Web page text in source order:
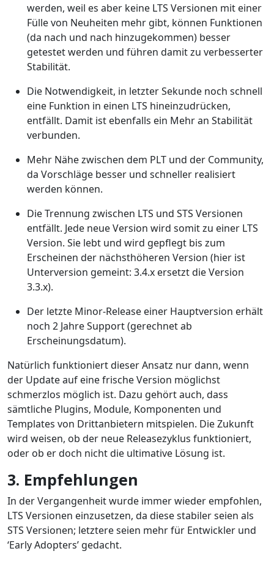
werden, weil es aber keine LTS Versionen mit einer
Fülle von Neuheiten mehr gibt, können Funktionen
(da nach und nach hinzugekommen) besser
getestet werden und führen damit zu verbesserter
Stabilität.
Die Notwendigkeit, in letzter Sekunde noch schnell
eine Funktion in einen LTS hineinzudrücken,
entfällt. Damit ist ebenfalls ein Mehr an Stabilität
verbunden.
Mehr Nähe zwischen dem PLT und der Community,
da Vorschläge besser und schneller realisiert
werden können.
Die Trennung zwischen LTS und STS Versionen
entfällt. Jede neue Version wird somit zu einer LTS
Version. Sie lebt und wird gepflegt bis zum
Erscheinen der nächsthöheren Version (hier ist
Unterversion gemeint: 3.4.x ersetzt die Version
3.3.x).
Der letzte Minor-Release einer Hauptversion erhält
noch 2 Jahre Support (gerechnet ab
Erscheinungsdatum).
Natürlich funktioniert dieser Ansatz nur dann, wenn
der Update auf eine frische Version möglichst
schmerzlos möglich ist. Dazu gehört auch, dass
sämtliche Plugins, Module, Komponenten und
Templates von Drittanbietern mitspielen. Die Zukunft
wird weisen, ob der neue Releasezyklus funktioniert,
oder ob er doch nicht die ultimative Lösung ist.
3. Empfehlungen
In der Vergangenheit wurde immer wieder empfohlen,
LTS Versionen einzusetzen, da diese stabiler seien als
STS Versionen; letztere seien mehr für Entwickler und
‘Early Adopters’ gedacht.